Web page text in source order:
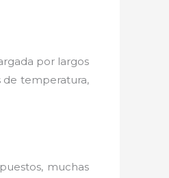
por largos
de temperatura,
muchas